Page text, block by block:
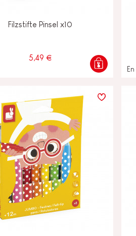
Filzstifte Pinsel x10
5,49 €